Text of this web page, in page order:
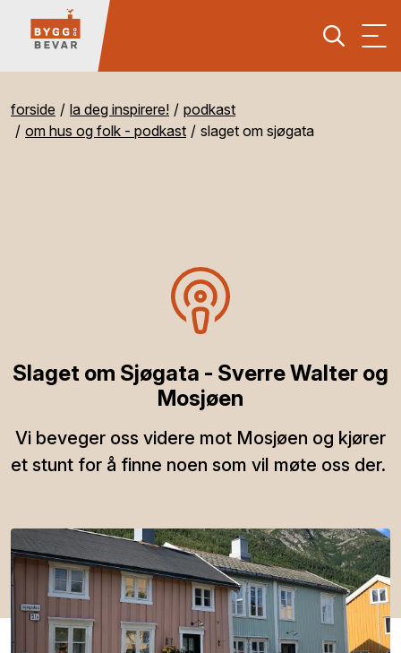
forside la deg inspirere!
podkast
om hus og folk - podkast
slaget om sjøgata
Slaget om Sjøgata - Sverre Walter og
Mosjøen
Vi beveger oss videre mot Mosjøen og kjører
et stunt for å finne noen som vil møte oss der.